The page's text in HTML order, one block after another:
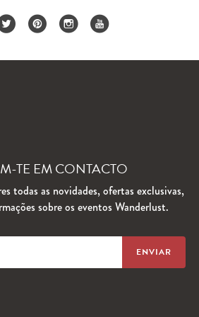
TE EM CONTACTO
todas as novidades, ofertas exclusivas,
sobre os eventos Wanderlust.